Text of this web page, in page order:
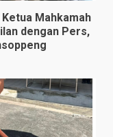
Mahkamah
dengan Pers,